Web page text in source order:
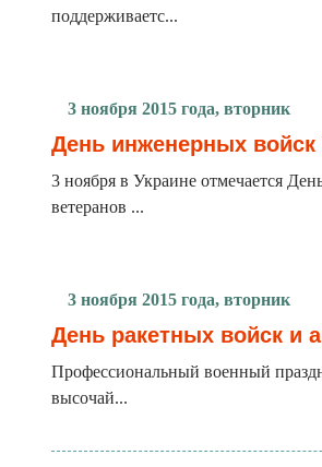
поддерживаетс...
3 ноября 2015 года, вторник
День инженерных войск
3 ноября в Украине отмечается
ветеранов ...
3 ноября 2015 года, вторник
День ракетных войск и
Профессиональный военный
высочай...